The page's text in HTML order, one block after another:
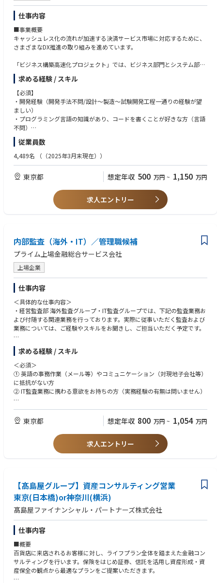
仕事内容
■事業概要
キャッシュレス化の流れが加速する決済サービス市場に対応するために、
さまざまなDX推進の取り組みを進めています。
「ビジネス構築高速化プロジェクト」では、ビジネス部門とシステム部門
が一体となった開発体制にて、お客様にとって価値のあるサービスを迅速
に提供することを目指しています。
■職務内容
ビジネス部門とシステム部門が一体となったスクラムチームの開発メンバ
ーとして、JCBのブランド、イシュア（会員）、アクワイアラ（加盟店）
ビジネスを支える開発案件･保守運用を担当いただきます。
アプリケーションエンジニアとして開発実務、及び下記業務をお任せ致し
ます。
・開発リードや補佐としての役割、TDD（テスト駆動開発）やリファクタ
リング・ペアプログラミング等の実務
・アジャイルチームの立上げの補佐（開発リードの方針の詳細化等）
【環境】適宜最適なものを選定しています
Query
アプリID管理:okta
PJ管理:Confluence/JiraSoftware
運用監視:PRISMACLOUD/pagerduty/DATADOG
※開発プロダクト一例
・ブランドサービス機能（キャッシュバックシステム等）
・アプリリニューアル
・加盟店様向けプロダクト
求める経験 / スキル
【必須】
・開発経験（開発手法不問/設計～製造～試験開発工程一通りの経験が望
ましい）
・プログラミング言語の知識があり、コードを書くことが好きな方（言語
不問）
・アジャイルやスクラムの基礎知識がある方
【尚可】
・5-10人規模のチームリーダ経験
・XPの実践経験
※金融関連経験は一切不問です。様々な業界出身者を募集中です。
従業員数
4,489名 （（2025年3月末現在））
東京都 想定年収 500 万円 ~ 1,150 万円
求人エントリー
内部監査（海外・IT）／管理職候補
プライム上場金融総合サービス会社
上場企業
仕事内容
＜具体的な仕事内容＞
・経営監査部 海外監査グループ・IT監査グループでは、下記の監査業務お
よび付随する関連業務を行っております。実際に従事いただく監査および
業務については、ご経験やスキルをお聞きし、ご担当いただく予定です。
■主な監査業務：
・海外子会社監査：海外子会社におけるコーポレートガバナンスおよび第
2線部門（リスク管理、コンプラインアンス、事故発生防止等）の有効性
に関する監査、業務・会計監査など
・システム監査：サイバーセキュリティ（脆弱性対策）及び情報セキュリ
ティ、次期クレジットカードシステム開発に関する監査など
・リスクアセスメントに基づく監査テーマの選定および監査手続の設計
・グループ各社における業務・会計・システム等の内部監査の計画策定、
・システム監査、情報セキュリティ管理体制の評価
・内部監査結果に基づく改善提案およびフォローアップ
求める経験 / スキル
＜必須＞
① 英語の事務作業（メール等）やコミュニケーション（対現地子会社等）
に抵抗がない方
② IT監査業務に携わる意欲をお持ちの方（実務経験の有無は問いません）
上記①②に加え、以下いずれかのご経験をお持ちの方
・IT監査（システム監査）の実務経験
・システム企画・開発・運用、
情報セキュリティまたはサイバーセキュリティ対策に関する実務経験
・金融機関での内部監査経験（銀行、クレジット、保険、証券、その他金
・海外（出張含む）での監査業務経験
＜歓迎＞
・公認内部監査人（CIA）
・公認情報システム監査人（CISA）
・システム監査技術者
・公認会計士（CPA）
・日商簿記2級以上
・内部監査部門、財務経理部門でのマネジメント経験
＜求める人材像＞
東京都 想定年収 800 万円 ~ 1,054 万円
求人エントリー
【髙島屋グループ】資産コンサルティング営業
東京(日本橋)or神奈川(横浜)
髙島屋ファイナンシャル・パートナーズ株式会社
仕事内容
■概要
百貨店に来店されるお客様に対し、ライフプラン全体を踏まえた金融コン
サルティングを行います。保険をはじめ証券、信託を活用し資産形成・資
産保全の観点から最適なプランをご提案いただきます。